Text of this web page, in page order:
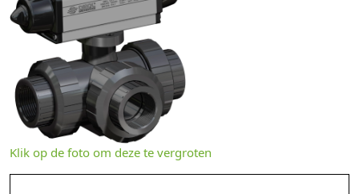
Klik op de foto om deze te vergroten